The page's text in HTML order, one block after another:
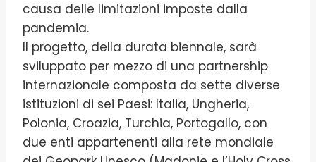
causa delle limitazioni imposte dalla
pandemia.
Il progetto, della durata biennale, sarà
sviluppato per mezzo di una partnership
internazionale composta da sette diverse
istituzioni di sei Paesi: Italia, Ungheria,
Polonia, Croazia, Turchia, Portogallo, con
due enti appartenenti alla rete mondiale